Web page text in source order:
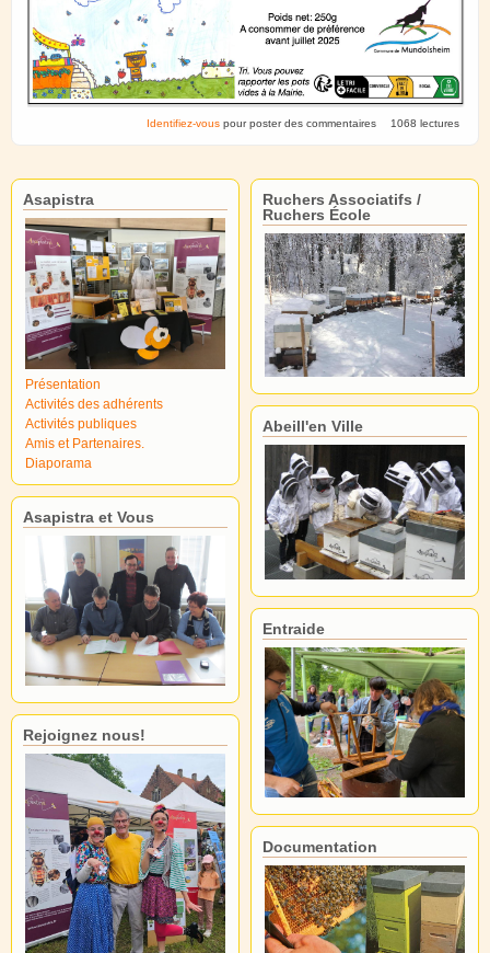
Identifiez-vous pour poster des commentaires 1068 lectures
Asapistra
Présentation
Activités des adhérents
Activités publiques
Amis et Partenaires.
Diaporama
Asapistra et Vous
Rejoignez nous!
Ruchers Associatifs /
Ruchers École
Abeill'en Ville
Entraide
Documentation